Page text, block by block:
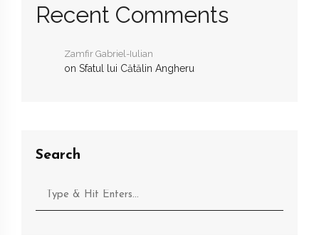
Recent Comments
Zamfir Gabriel-Iulian
on Sfatul lui Cătălin Angheru
Search